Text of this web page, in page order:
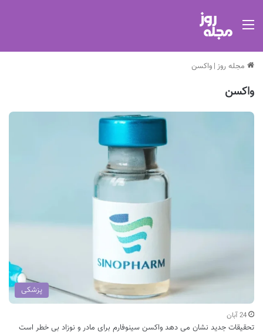
مجله روز | واکسن
واکسن
پزشکی
24 آبان
تحقیقات جدید نشان می دهد واکسن سینوفارم برای مادر و نوزاد بی خطر است